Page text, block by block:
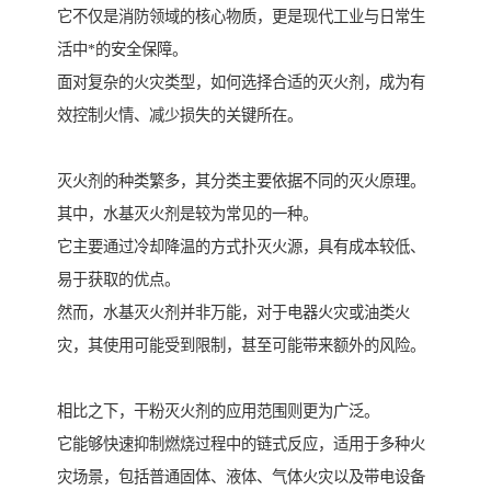
它不仅是消防领域的核心物质，更是现代工业与日常生
活中*的安全保障。
面对复杂的火灾类型，如何选择合适的灭火剂，成为有
效控制火情、减少损失的关键所在。
灭火剂的种类繁多，其分类主要依据不同的灭火原理。
其中，水基灭火剂是较为常见的一种。
它主要通过冷却降温的方式扑灭火源，具有成本较低、
易于获取的优点。
然而，水基灭火剂并非万能，对于电器火灾或油类火
灾，其使用可能受到限制，甚至可能带来额外的风险。
相比之下，干粉灭火剂的应用范围则更为广泛。
它能够快速抑制燃烧过程中的链式反应，适用于多种火
灾场景，包括普通固体、液体、气体火灾以及带电设备